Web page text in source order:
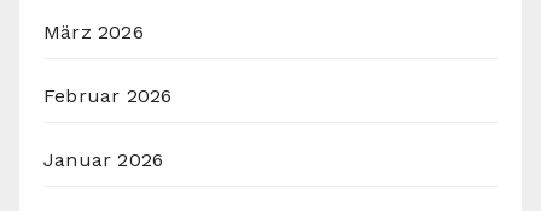
März 2026
Februar 2026
Januar 2026